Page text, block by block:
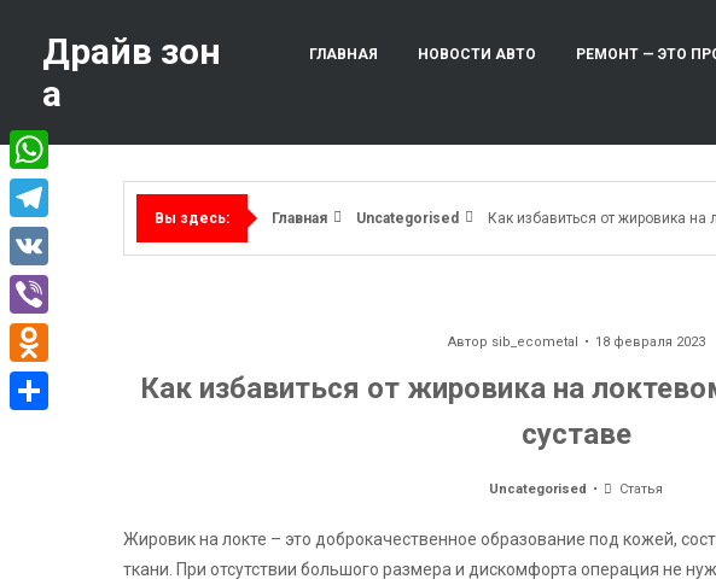
содержимому
Драйв зон
а
ГЛАВНАЯ НОВОСТИ АВТО РЕМОНТ — ЭТО
Вы здесь: Главная Uncategorised Как избавиться от жировика на
Автор sib_ecometal 18 февраля 2023
Как избавиться от жировика на
суставе
Uncategorised Статья
Жировик на локте – это доброкачественное образование под кожей,
ткани. При отсутствии большого размера и дискомфорта операция не
WhatsApp
Telegram
VK
Viber
Odnoklassniki